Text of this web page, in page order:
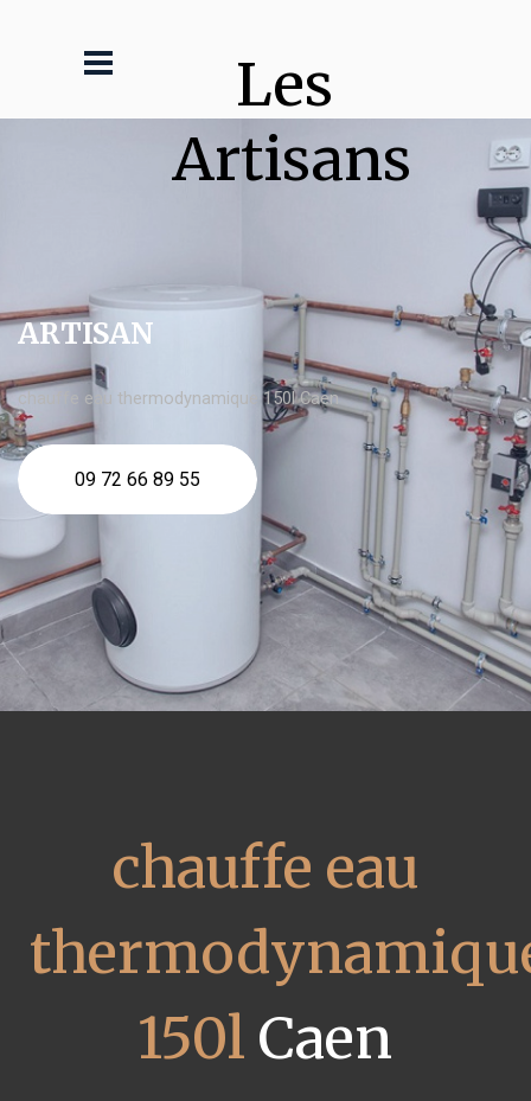
Les
Artisans
ARTISAN
chauffe eau thermodynamique 150l Caen
09 72 66 89 55
chauffe eau
150l Caen